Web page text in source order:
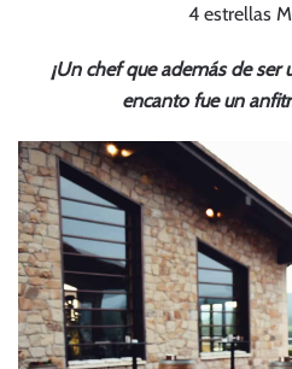
4 estrellas
¡Un chef que además de ser
encanto fue un